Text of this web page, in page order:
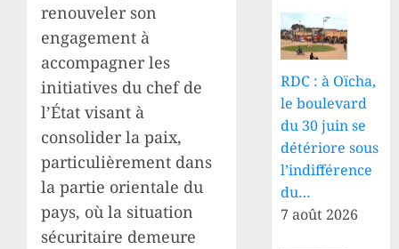
renouveler son
engagement à
accompagner les
initiatives du chef de
l’État visant à
consolider la paix,
particulièrement dans
la partie orientale du
pays, où la situation
sécuritaire demeure
RDC : à Oïcha,
le boulevard
du 30 juin se
détériore sous
l’indifférence
du…
7 août 2026